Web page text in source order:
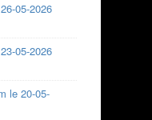
05-2026
05-2026
le 20-05-